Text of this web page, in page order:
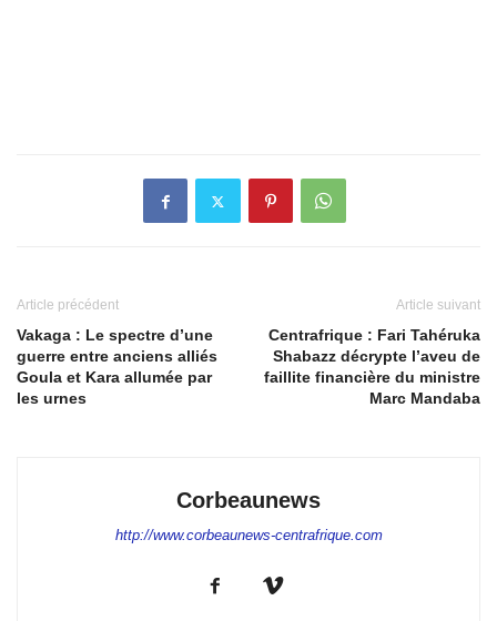
Article précédent
Vakaga : Le spectre d’une
guerre entre anciens alliés
Goula et Kara allumée par
les urnes
Article suivant
Centrafrique : Fari Tahéruka
Shabazz décrypte l’aveu de
faillite financière du ministre
Marc Mandaba
Corbeaunews
http://www.corbeaunews-centrafrique.com